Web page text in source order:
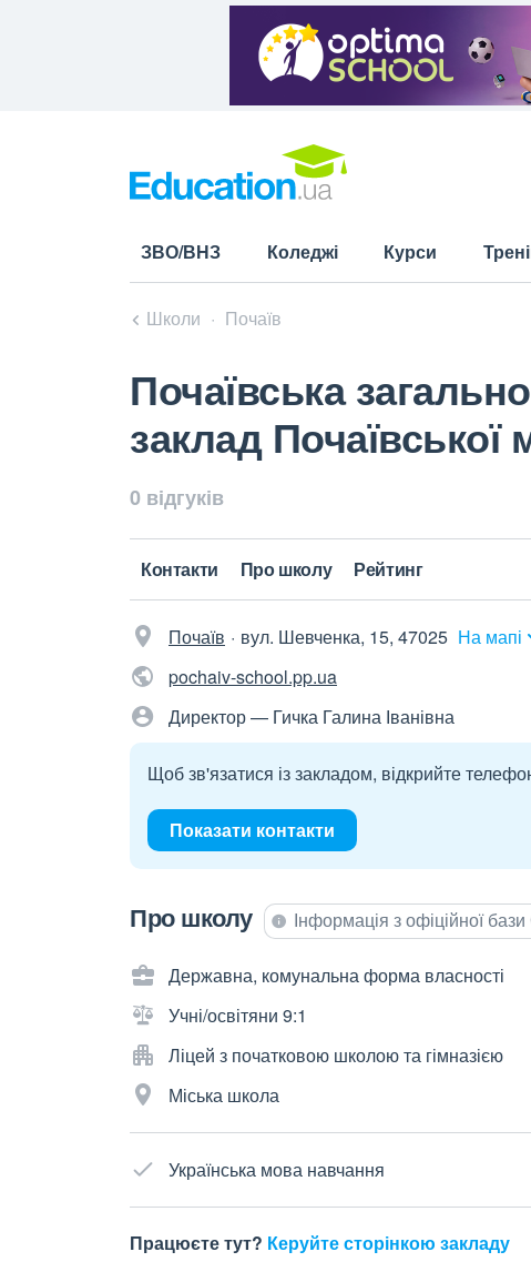
ЗВО/ВНЗ Коледжі Курси
Школи Почаїв
Почаївська
заклад Почаївської
0 відгуків
Контакти Про школу Рейтинг
Почаїв вул. Шевченка, 15, 47025 На мапі
pochaiv-school.pp.ua
Директор — Гичка Галина Іванівна
Щоб зв'язатися із закладом, відкрийте
Показати контакти
Про школу Інформація з офіційної
Державна, комунальна форма власності
Учні/освітяни 9:1
Ліцей з початковою школою та гімназією
Міська школа
Українська мова навчання
Працюєте тут? Керуйте сторінкою закладу